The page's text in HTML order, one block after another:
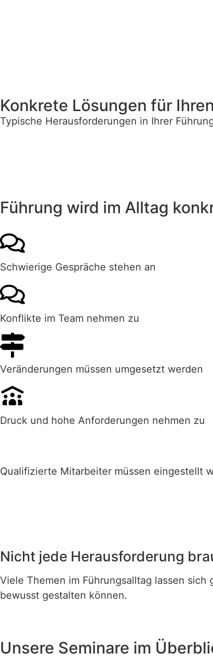
Konkrete Lösungen für
Typische Herausforderungen in Ihrer
Führung wird im Alltag
Schwierige Gespräche stehen an
Konflikte im Team nehmen zu
Veränderungen müssen umgesetzt werden
Druck und hohe Anforderungen nehmen zu
Qualifizierte Mitarbeiter müssen eingestellt
Nicht jede Herausforderung
Viele Themen im Führungsalltag lassen
bewusst gestalten können.
Unsere Seminare im